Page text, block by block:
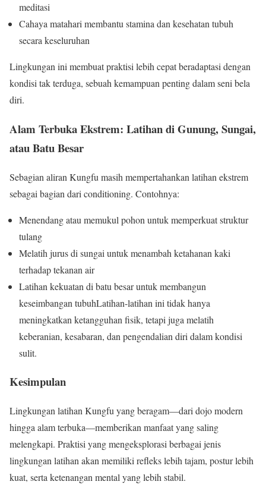
meditasi
Cahaya matahari membantu stamina dan kesehatan tubuh
secara keseluruhan
Lingkungan ini membuat praktisi lebih cepat beradaptasi dengan
kondisi tak terduga, sebuah kemampuan penting dalam seni bela
diri.
Alam Terbuka Ekstrem: Latihan di Gunung, Sungai,
atau Batu Besar
Sebagian aliran Kungfu masih mempertahankan latihan ekstrem
sebagai bagian dari conditioning. Contohnya:
Menendang atau memukul pohon untuk memperkuat struktur
tulang
Melatih jurus di sungai untuk menambah ketahanan kaki
terhadap tekanan air
Latihan kekuatan di batu besar untuk membangun
keseimbangan tubuhLatihan-latihan ini tidak hanya
meningkatkan ketangguhan fisik, tetapi juga melatih
keberanian, kesabaran, dan pengendalian diri dalam kondisi
sulit.
Kesimpulan
Lingkungan latihan Kungfu yang beragam—dari dojo modern
hingga alam terbuka—memberikan manfaat yang saling
melengkapi. Praktisi yang mengeksplorasi berbagai jenis
lingkungan latihan akan memiliki refleks lebih tajam, postur lebih
kuat, serta ketenangan mental yang lebih stabil.